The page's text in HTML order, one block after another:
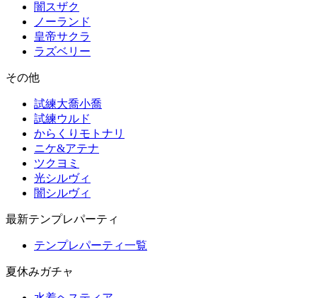
闇スザク
ノーランド
皇帝サクラ
ラズベリー
その他
試練大喬小喬
試練ウルド
からくりモトナリ
ニケ&アテナ
ツクヨミ
光シルヴィ
闇シルヴィ
最新テンプレパーティ
テンプレパーティ一覧
夏休みガチャ